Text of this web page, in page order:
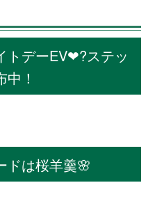
トデーEV❤?ステッ
！
ドは桜羊羹🌸